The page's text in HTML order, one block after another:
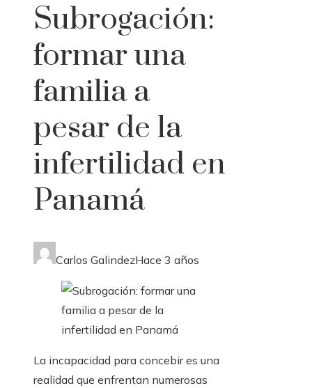
Subrogación:
formar una
familia a
pesar de la
infertilidad en
Panamá
Carlos GalindezHace 3 años
La incapacidad para concebir es una
realidad que enfrentan numerosas